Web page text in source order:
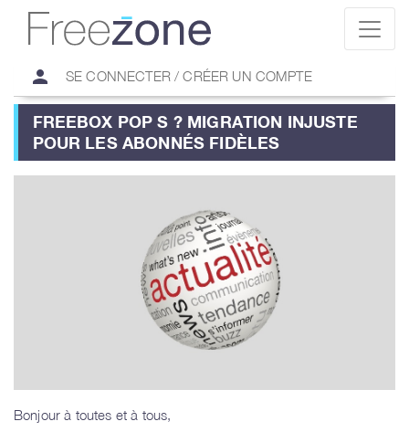
person SE CONNECTER / CRÉER UN COMPTE
FREEBOX POP S ? MIGRATION INJUSTE
POUR LES ABONNÉS FIDÈLES
Bonjour à toutes et à tous,